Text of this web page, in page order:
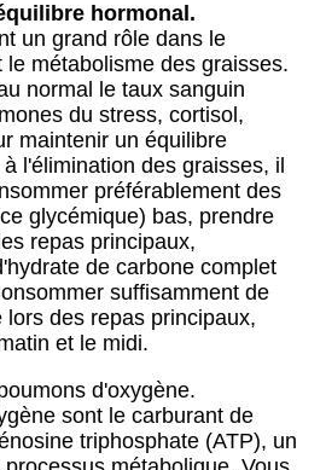
hormonal.
un grand rôle dans le
métabolisme des graisses.
normal le taux sanguin
du stress, cortisol,
maintenir un équilibre
l'élimination des graisses, il
préférablement des
glycémique) bas, prendre
repas principaux,
de carbone complet
suffisamment de
lors des repas principaux,
et le midi.
d'oxygène.
sont le carburant de
triphosphate (ATP), un